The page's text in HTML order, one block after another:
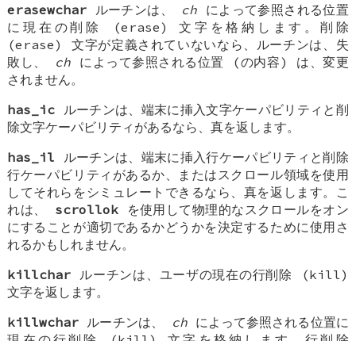
erasewchar ルーチンは、 ch によって参照される位置
に現在の削除 (erase) 文字を格納します。削除
(erase) 文字が定義されていないなら、ルーチンは、失
敗し、 ch によって参照される位置 (の内容) は、変更
されません。
has_ic ルーチンは、端末に挿入文字ケーパビリティと削
除文字ケーパビリティがあるなら、真を返します。
has_il ルーチンは、端末に挿入行ケーパビリティと削除
行ケーパビリティがあるか、またはスクロール領域を使用
してそれらをシミュレートできるなら、真を返します。こ
れは、 scrollok を使用して物理的なスクロールをオン
にすることが適切であるかどうかを決定するために使用さ
れるかもしれません。
killchar ルーチンは、ユーザの現在の行削除 (kill)
文字を返します。
killwchar ルーチンは、 chによって参照される位置に